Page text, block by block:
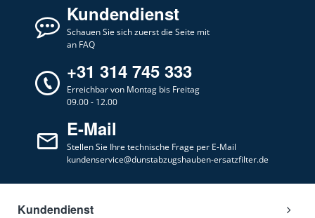
Kundendienst
Schauen Sie sich zuerst die Seite mit
an FAQ
+31 314 745 333
Erreichbar von Montag bis Freitag
09.00 - 12.00
E-Mail
Stellen Sie Ihre technische Frage per E-Mail
kundenservice@dunstabzugshauben-ersatzfilter.de
Kundendienst